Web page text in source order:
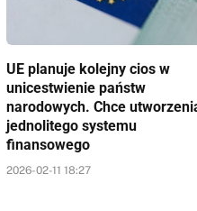
UE planuje kolejny cios w
unicestwienie państw
narodowych. Chce
jednolitego systemu
finansowego
2026-02-11 18:27